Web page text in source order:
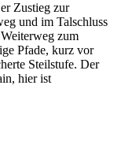
Zustieg zur
und im Talschluss
zum
Pfade, kurz vor
Steilstufe. Der
hier ist